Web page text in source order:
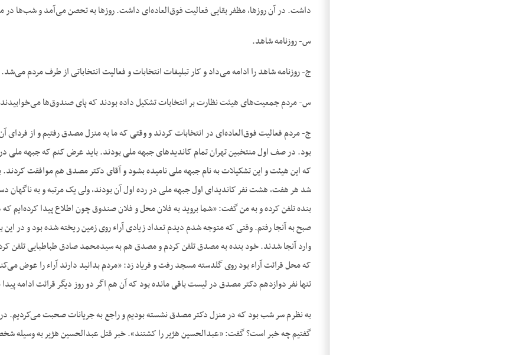
داشت. در آن روزها، مظفر بقایی فعالیت فوق‌العاده‌‌ای داشت. روزها به تحصن می‌‌آمد و شب‌‌ها در
س- روزنامه شاهد.
ج- روزنامه شاهد را ادامه می‌‌داد و کار تبلیغات انتخابات و فعالیت انتخاباتی از طرف مردم می‌‌شد.
س- مردم جمعیت‌‌های هیئت نظارت بر انتخابات تشکیل داده بودند که پای صندوق‌‌ها
ج- مردم فعالیت فوق‌العاده‌‌ای در انتخابات کردند و وقتی که ما به منزل مصدق رفتیم و از
بود. در صف اول منتخبین تهران تمام کاندیدهای جبهه ملی بودند. باید عرض کنم که جبهه
که این هیئت و این تشکیلات به نام جبهه ملی نامیده بشود و آقای دکتر مصدق هم موافقت کردند.
شد هر هفت، هشت نفر کاندیدای اول جبهه ملی در رده اول آن بودند، ولی یک مرتبه و به
بنده تلفن کرده و به من گفت: «شما بروید به فلان محل و فلان صندوق چون اطلاع پیدا کرده‌‌ایم که
صبح به آنجا رفتم. وقتی که متوجه شدم دیدم تعداد زیادی آراء روی زمین ریخته شده بود و در
وارد آنجا شدند. خود بنده به مصدق تلفن کردم و مصدق هم به سیدمحمد صادق طباطبایی تلفن
که محل قرائت آراء بود روی گلدسته مسجد رفت و فریاد زد: «مردم بدانید دارند آراء را عوض
تنها نفر دوازدهم دکتر مصدق در لیست باقی مانده بود که آن هم اگر دو روز دیگر قرائت ادامه
به نظرم سر شب بود که در منزل دکتر مصدق نشسته بودیم و راجع به جریانات صحبت می‌‌کردیم.
گفتیم چه خبر است؟ گفت: «عبدالحسین هژیر را کشتند». خبر قتل عبدالحسین هژیر به وسیله